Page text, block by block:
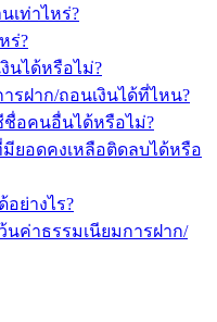
เท่าไหร่?
ร่?
นได้หรือไม่?
รฝาก/ถอนเงินได้ที่ไหน?
อคนอื่นได้หรือไม่?
ยอดคงเหลือติดลบได้หรือ
อย่างไร?
นค่าธรรมเนียมการฝาก/